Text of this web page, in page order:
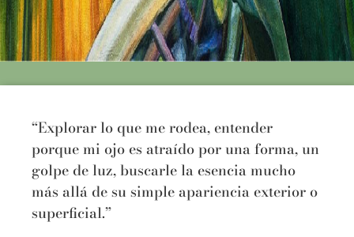
“Explorar lo que me rodea, entender
porque mi ojo es atraído por una forma, un
golpe de luz, buscarle la esencia mucho
más allá de su simple apariencia exterior o
superficial.”